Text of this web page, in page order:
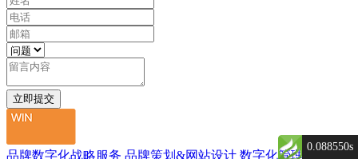
品牌数字化战略服务 品牌策划&网站设计 数字化管理与营销
0.088550s